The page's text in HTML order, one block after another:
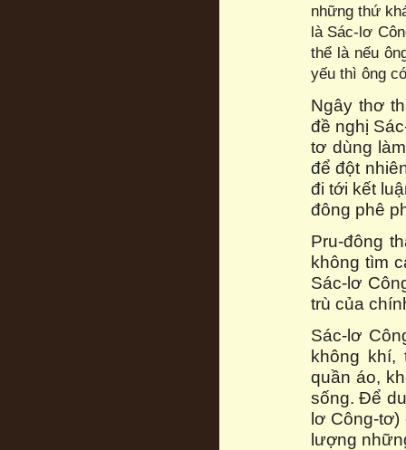
những thứ
là Sác-lơ
thể là nếu
yếu thì ông
Ngây thơ
đề nghị
tơ dùng
để đột
đi tới kết
đông phê
Pru-đông
không tìm
Sác-lơ
trù của
Sác-lơ
không khí,
quần áo,
sống. Để
lơ Công-
lượng